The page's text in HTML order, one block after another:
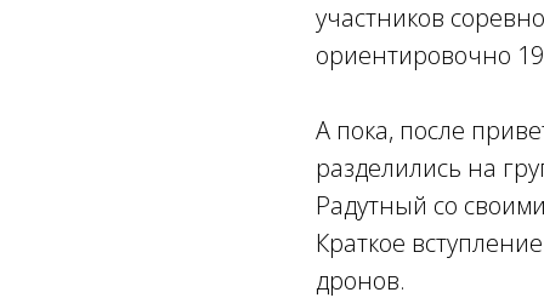
участников
ориентировочно
А пока, после
разделились на
Радутный со
Краткое
дронов.